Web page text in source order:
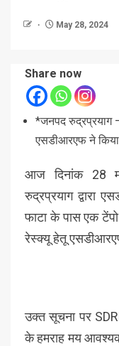
May 28, 2024
Share now
*जनपद रुद्रप्रयाग
एसडीआरएफ ने
आज दिनांक 28
रुद्रप्रयाग द्वारा
फाटा के पास एक
रेस्क्यू हेतू
उक्त सूचना पर
के हमराह मय